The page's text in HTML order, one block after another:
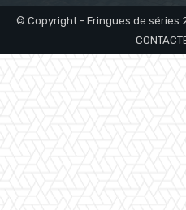
© Copyright - Fringues de séries